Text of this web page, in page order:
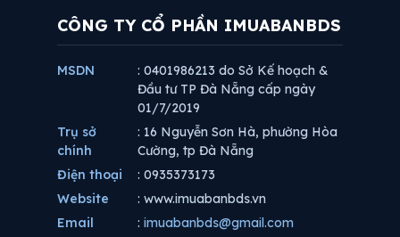
CÔNG TY CỔ PHẦN IMUABANBDS
MSDN
: 0401986213 do Sở Kế hoạch &
Đầu tư TP Đà Nẵng cấp ngày
01/7/2019
Trụ sở
chính
: 16 Nguyễn Sơn Hà, phường Hòa
Cường, tp Đà Nẵng
Điện thoại
: 0935373173
Website
: www.imuabanbds.vn
Email
: imuabanbds@gmail.com